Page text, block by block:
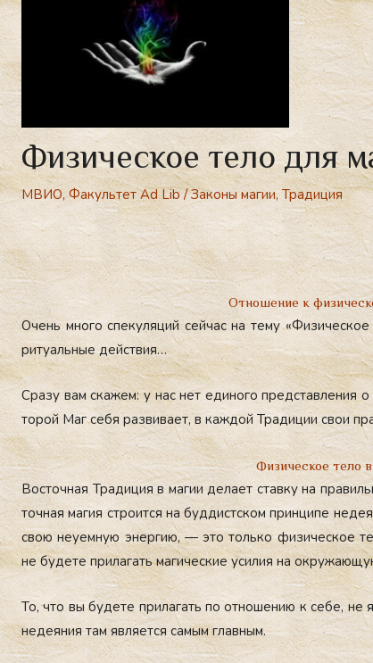
Физическое тело для
МВИО,Факультет Ad Lib/Законы магии,Традиция
Отношение к
Очень мно­го спе­куля­ций сей­час на те­му
ри­ту­аль­ные дей­ствия…
Сра­зу вам ска­жем: у нас нет еди­ного пред­став­ле­ния
торой Маг се­бя раз­ви­ва­ет, в каж­дой Тра­диции свои
Физическое тело
Вос­точная Тра­диция в ма­гии де­ла­ет став­ку на
точная ма­гия стро­ит­ся на буд­дист­ском прин­ци­пе
свою не­уем­ную энер­гию, — это толь­ко фи­зичес­кое
не бу­дете при­лагать ма­гичес­кие уси­лия на
То, что вы бу­дете при­лагать по от­но­шению к се­бе, не
не­де­яния там яв­ля­ет­ся са­мым глав­ным.